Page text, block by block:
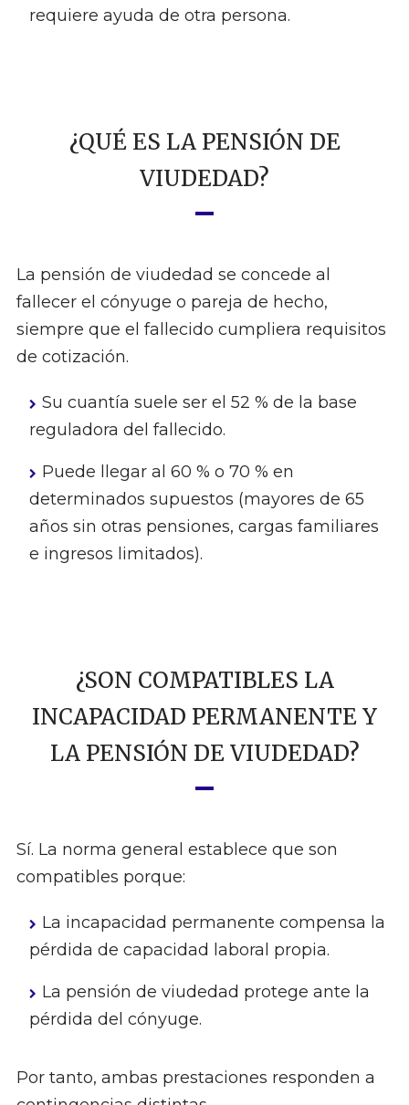
requiere ayuda de otra persona.
¿QUÉ ES LA PENSIÓN DE
VIUDEDAD?
La pensión de viudedad se concede al
fallecer el cónyuge o pareja de hecho,
siempre que el fallecido cumpliera requisitos
de cotización.
Su cuantía suele ser el 52 % de la base
reguladora del fallecido.
Puede llegar al 60 % o 70 % en
determinados supuestos (mayores de 65
años sin otras pensiones, cargas familiares
e ingresos limitados).
¿SON COMPATIBLES LA
INCAPACIDAD PERMANENTE Y
LA PENSIÓN DE VIUDEDAD?
Sí. La norma general establece que son
compatibles porque:
La incapacidad permanente compensa la
pérdida de capacidad laboral propia.
La pensión de viudedad protege ante la
pérdida del cónyuge.
Por tanto, ambas prestaciones responden a